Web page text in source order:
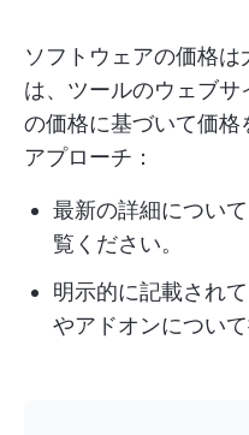
ソフトウェアの価格
は、ツールのウェブ
の価格に基づいて価
アプローチ：
最新の詳細につい
覧ください。
明示的に記載され
やアドオンについ